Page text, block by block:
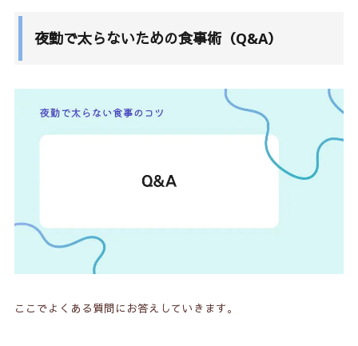
夜勤で太らないための食事術（Q&A）
ここでよくある質問にお答えしていきます。